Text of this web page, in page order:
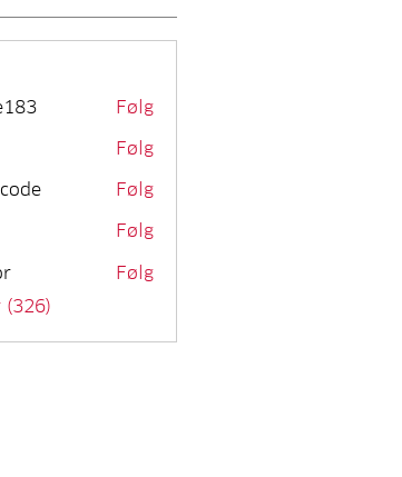
Følg
Følg
Følg
Følg
Følg
(326)